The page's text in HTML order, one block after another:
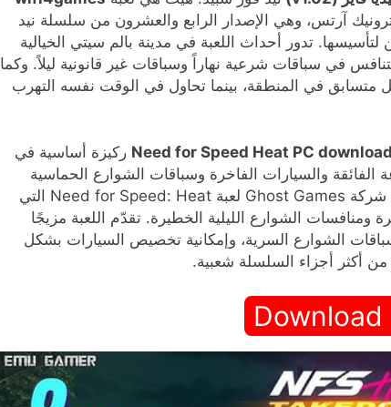
آرتس، وهي الإصدار الرابع والعشرون من سلسلة نيد
تدور أحداث اللعبة في مدينة بالم سيتي الخيالية
في سباقات شرعية نهاراً وسباقات غير قانونية ليلاً. وكما
في المنطقة، بينما تحاول في الوقت نفسه التهرب
Need for Speed Heat PC ​​ركيزة أساسية في
والسيارات الفاخرة وسباقات الشوارع الحماسية
لملايين اللاعبين حول العالم. وفي عام 2019، أطلقت شركة Ghost Games لعبة Need for Speed: Heat التي
ومنافسات الشوارع الليلية الخطيرة. تقدّم اللعبة مزيجًا
سباقات الشوارع السرية، وإمكانية تخصيص السيارات بشكل
أكثر أجزاء السلسلة شعبية.
Download